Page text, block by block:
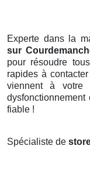
Experte dans la
sur
pour résoudre
rapides à
viennent à votre
fiable !
Spécialiste de